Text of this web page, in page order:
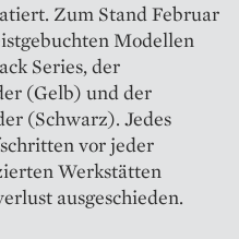
Zum Stand Februar
Modellen
Series, der
(Gelb) und der
(Schwarz). Jedes
vor jeder
Werkstätten
ausgeschieden.